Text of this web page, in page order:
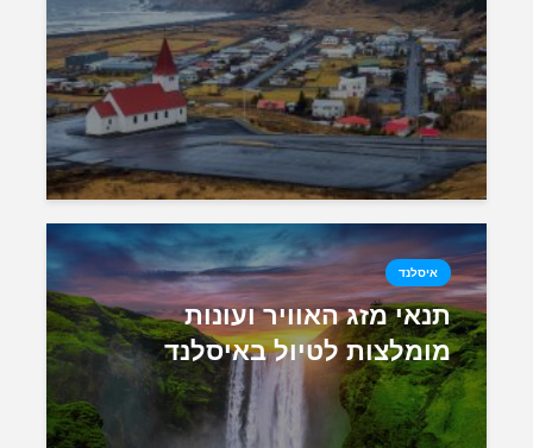
איסלנד
תנאי מזג האוויר ועונות
מומלצות לטיול באיסלנד